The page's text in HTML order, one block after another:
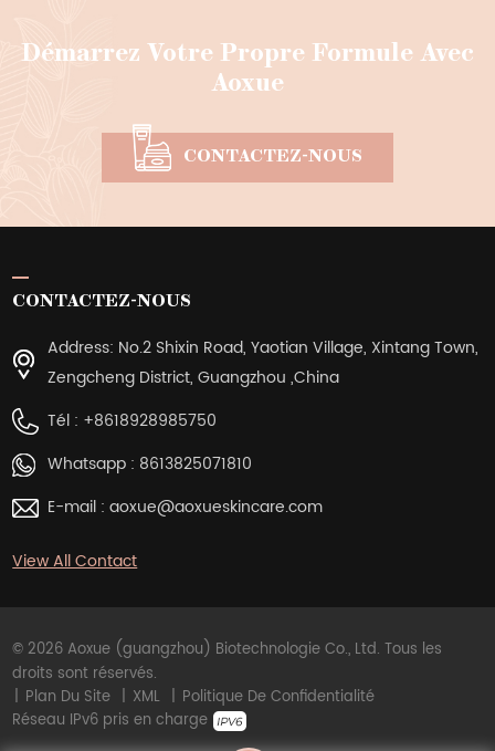
Démarrez Votre Propre Formule Avec
Aoxue
CONTACTEZ-NOUS
CONTACTEZ-NOUS
Address: No.2 Shixin Road, Yaotian Village, Xintang Town,
Zengcheng District, Guangzhou ,China
Tél : +8618928985750
Whatsapp : 8613825071810
E-mail : aoxue@aoxueskincare.com
View All Contact
© 2026 Aoxue (guangzhou) Biotechnologie Co., Ltd. Tous les
droits sont réservés.
| Plan Du Site | XML | Politique De Confidentialité
Réseau IPv6 pris en charge